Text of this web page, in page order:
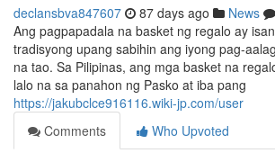
declansbva847607 87 days ago News
Ang pagpapadala na basket ng regalo ay
tradisyong upang sabihin ang iyong pag-
na tao. Sa Pilipinas, ang mga basket na
lalo na sa panahon ng Pasko at iba pang
https://jakubclce916116.wiki-jp.com/user
Comments
Who Upvoted